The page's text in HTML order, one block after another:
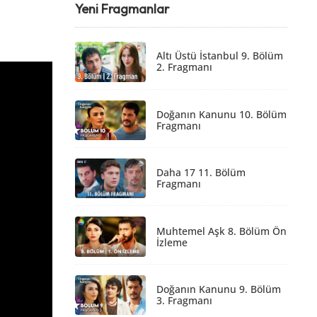
Yeni Fragmanlar
Altı Üstü İstanbul 9. Bölüm
2. Fragmanı
Doğanın Kanunu 10. Bölüm
Fragmanı
Daha 17 11. Bölüm
Fragmanı
Muhtemel Aşk 8. Bölüm Ön
İzleme
Doğanın Kanunu 9. Bölüm
3. Fragmanı